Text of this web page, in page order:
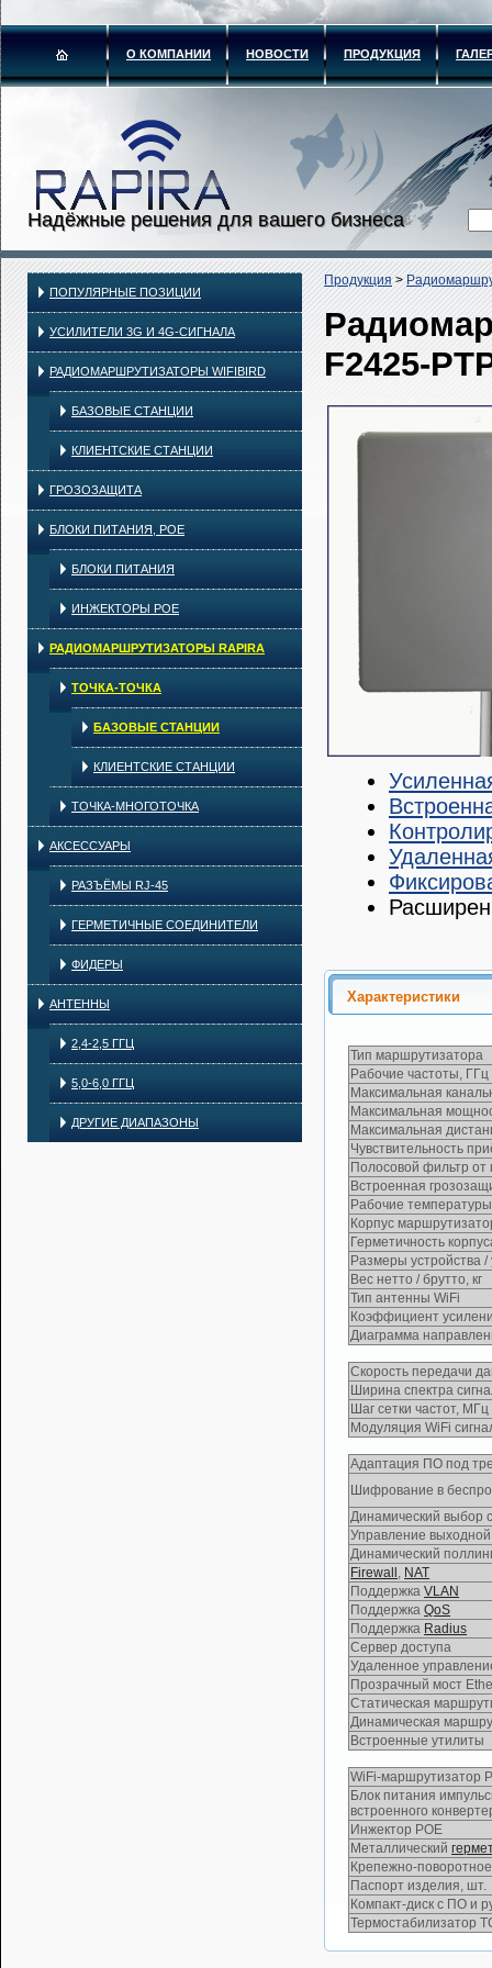
О КОМПАНИИ НОВОСТИ ПРОДУКЦИЯ
Надёжные решения для вашего бизнеса
ПОПУЛЯРНЫЕ ПОЗИЦИИ
УСИЛИТЕЛИ 3G И 4G-СИГНАЛА
РАДИОМАРШРУТИЗАТОРЫ WIFIBIRD
БАЗОВЫЕ СТАНЦИИ
КЛИЕНТСКИЕ СТАНЦИИ
ГРОЗОЗАЩИТА
БЛОКИ ПИТАНИЯ, POE
БЛОКИ ПИТАНИЯ
ИНЖЕКТОРЫ POE
РАДИОМАРШРУТИЗАТОРЫ RAPIRA
ТОЧКА-ТОЧКА
БАЗОВЫЕ СТАНЦИИ
КЛИЕНТСКИЕ СТАНЦИИ
ТОЧКА-МНОГОТОЧКА
АКСЕССУАРЫ
РАЗЪЁМЫ RJ-45
ГЕРМЕТИЧНЫЕ СОЕДИНИТЕЛИ
ФИДЕРЫ
АНТЕННЫ
2,4-2,5 ГГЦ
5,0-6,0 ГГЦ
ДРУГИЕ ДИАПАЗОНЫ
Продукция>
F2425-
Характеристики
Тип маршрутизатора
Рабочие частоты, ГГц
Максимальная
Максимальная
Максимальная
Чувствительность
Полосовой фильтр от
Встроенная
Рабочие
Корпус
Герметичность
Размеры устройства /
Вес нетто / брутто, кг
Тип антенны WiFi
Коэффициент
Диаграмма
Скорость передачи
Ширина спектра
Шаг сетки частот, МГц
Модуляция WiFi
Адаптация ПО под
Шифрование в
Динамический выбор
Управление
Динамический
Firewall NAT
ПоддержкаVLAN
ПоддержкаQoS
Поддержка Radius
Сервер доступа
Удаленное
Прозрачный мост
Статическая
Динамическая
Встроенные утилиты
WiFi-маршрутизатор
Блок питания
встроенного
Инжектор POE
Металлический
Крепежно-
Паспорт изделия, шт.
Компакт-диск с ПО и
Термостабилизатор